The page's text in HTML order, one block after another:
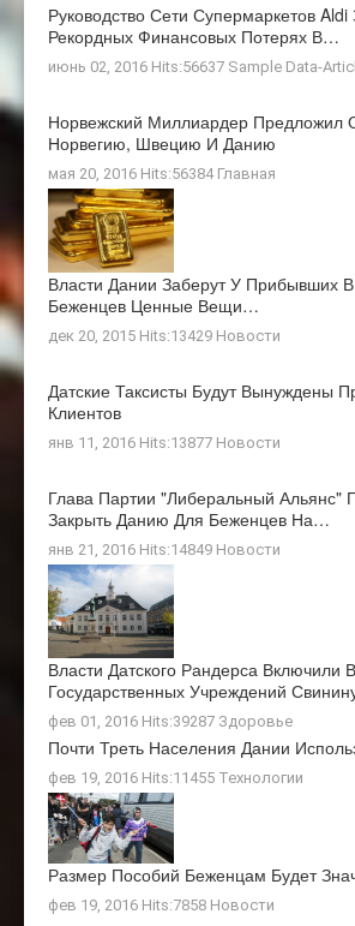
Руководство Сети Супермаркетов
Рекордных Финансовых Потерях В…
июнь 02, 2016 Hits:56637 Sample Data-
Норвежский Миллиардер Предложил
Норвегию, Швецию И Данию
мая 20, 2016 Hits:56384 Главная
Власти Дании Заберут У Прибывших
Беженцев Ценные Вещи…
дек 20, 2015 Hits:13429 Новости
Датские Таксисты Будут Вынуждены
Клиентов
янв 11, 2016 Hits:13877 Новости
Глава Партии "Либеральный Альянс"
Закрыть Данию Для Беженцев На…
янв 21, 2016 Hits:14849 Новости
Власти Датского Рандерса Включили
Государственных Учреждений
фев 01, 2016 Hits:39287 Здоровье
Почти Треть Населения Дании
фев 19, 2016 Hits:11455 Технологии
Размер Пособий Беженцам Будет
фев 19, 2016 Hits:7858 Новости